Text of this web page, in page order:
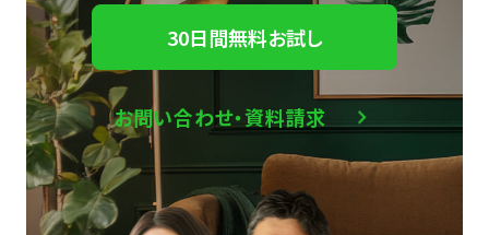
30日間無料お試し
お問い合わせ・資料請求